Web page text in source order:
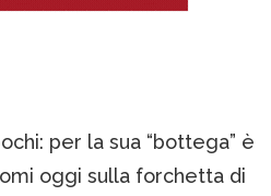
per la sua “bottega” è
oggi sulla forchetta di